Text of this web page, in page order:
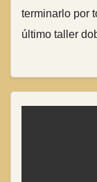
terminarlo por
último taller